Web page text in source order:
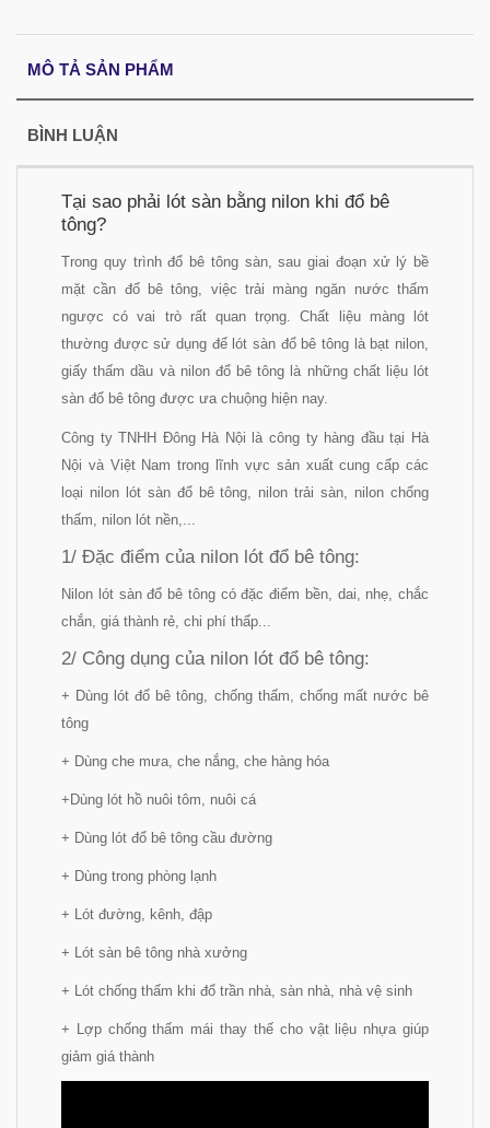
MÔ TẢ SẢN PHẨM
BÌNH LUẬN
Tại sao phải lót sàn bằng nilon khi đổ bê
tông?
Trong quy trình đổ bê tông sàn, sau giai đoạn xử lý bề
mặt cần đổ bê tông, việc trải màng ngăn nước thấm
ngược có vai trò rất quan trọng. Chất liệu màng lót
thường được sử dụng để lót sàn đổ bê tông là bạt nilon,
giấy thấm dầu và nilon đổ bê tông là những chất liệu lót
sàn đổ bê tông được ưa chuộng hiện nay.
Công ty TNHH Đông Hà Nội là công ty hàng đầu tại Hà
Nội và Việt Nam trong lĩnh vực sản xuất cung cấp các
loại nilon lót sàn đổ bê tông, nilon trải sàn, nilon chống
thấm, nilon lót nền,...
1/ Đặc điểm của nilon lót đổ bê tông:
Nilon lót sàn đổ bê tông có đặc điểm bền, dai, nhẹ, chắc
chắn, giá thành rẻ, chi phí thấp...
2/ Công dụng của nilon lót đổ bê tông:
+ Dùng lót đổ bê tông, chống thấm, chống mất nước bê
tông
+ Dùng che mưa, che nắng, che hàng hóa
+Dùng lót hồ nuôi tôm, nuôi cá
+ Dùng lót đổ bê tông cầu đường
+ Dùng trong phòng lạnh
+ Lót đường, kênh, đập
+ Lót sàn bê tông nhà xưởng
+ Lót chống thấm khi đổ trần nhà, sàn nhà, nhà vệ sinh
+ Lợp chống thấm mái thay thế cho vật liệu nhựa giúp
giảm giá thành